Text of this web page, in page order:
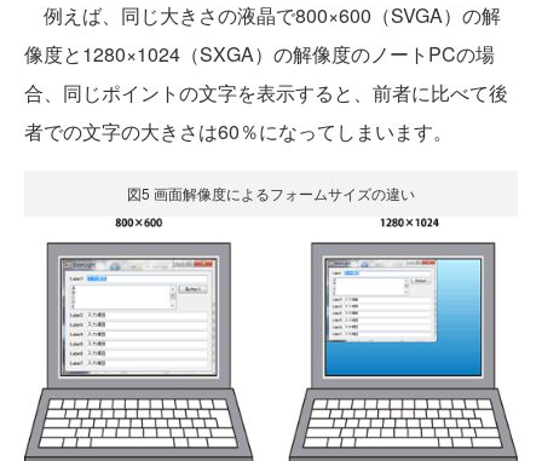
例えば、同じ大きさの液晶で800×600（SVGA）の解
像度と1280×1024（SXGA）の解像度のノートPCの場
合、同じポイントの文字を表示すると、前者に比べて後
者での文字の大きさは60％になってしまいます。
図5 画面解像度によるフォームサイズの違い